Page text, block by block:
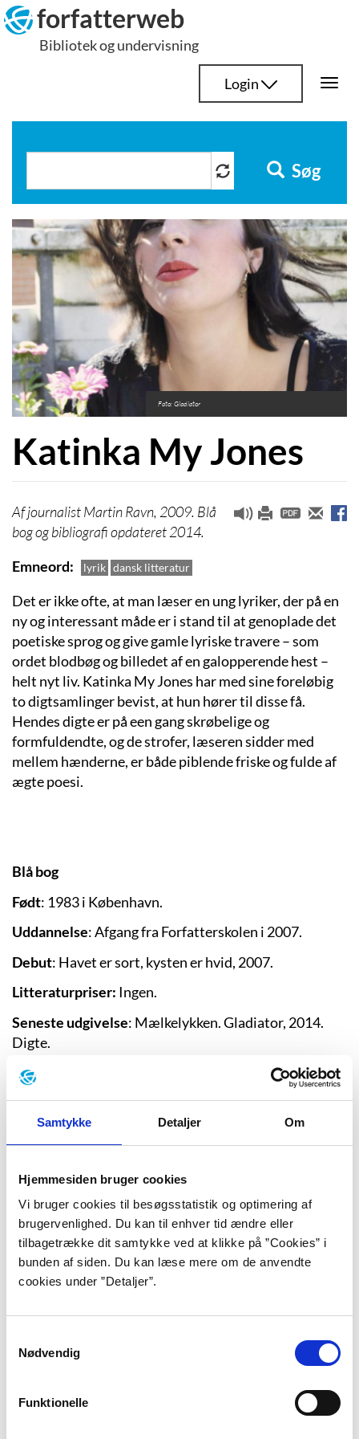
Samtykke Detaljer Om
Hjemmesiden bruger cookies
Vi bruger cookies til besøgsstatistik og optimering af
brugervenlighed. Du kan til enhver tid ændre eller
tilbagetrække dit samtykke ved at klikke på ”Cookies” i
bunden af siden. Du kan læse mere om de anvendte
cookies under ”Detaljer”.
Nødvendig
Funktionelle
Hop
til
indhold
forfatterweb
Bibliotek og undervisning
Login
Søg
Foto: Gladiator
Katinka My Jones
journalist Martin Ravn, 2009. Blå
bog og bibliografi opdateret 2014.
Emneord
lyrik dansk litteratur
Det er ikke ofte, at man læser en ung lyriker, der på en
ny og interessant måde er i stand til at genoplade det
poetiske sprog og give gamle lyriske travere – som
ordet blodbøg og billedet af en galopperende hest –
helt nyt liv. Katinka My Jones har med sine foreløbig
to digtsamlinger bevist, at hun hører til disse få.
Hendes digte er på een gang skrøbelige og
formfuldendte, og de strofer, læseren sidder med
mellem hænderne, er både piblende friske og fulde af
ægte poesi.
Blå bog
Født: 1983 i København.
Uddannelse: Afgang fra Forfatterskolen i 2007.
Debut: Havet er sort, kysten er hvid, 2007.
Litteraturpriser: Ingen.
Seneste udgivelse: Mælkelykken. Gladiator, 2014.
Digte.
Baggrund
“Jeg tror der findes marker som
alting synker igennem/
undtagen huset/
og nogen ler højt./
Jeg tror på blodbøgens næve/
omkranser et navn og et kære./
på den sorte skærm./”